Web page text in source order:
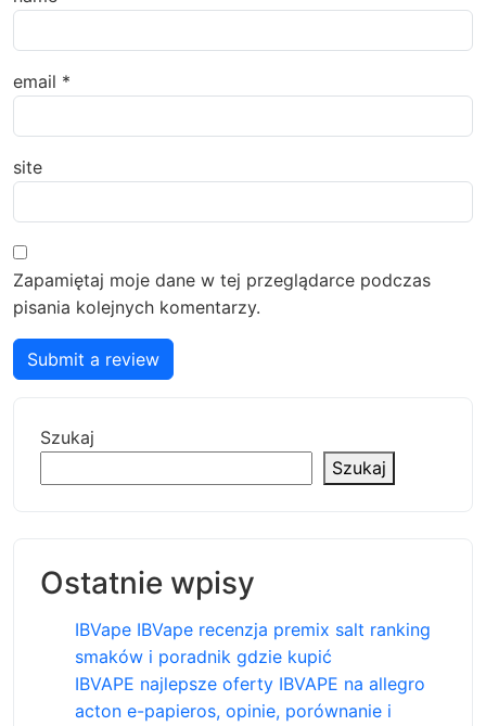
email *
site
Zapamiętaj moje dane w tej przeglądarce podczas
pisania kolejnych komentarzy.
Submit a review
Szukaj
Szukaj
Ostatnie wpisy
IBVape IBVape recenzja premix salt ranking
smaków i poradnik gdzie kupić
IBVAPE najlepsze oferty IBVAPE na allegro
acton e-papieros, opinie, porównanie i